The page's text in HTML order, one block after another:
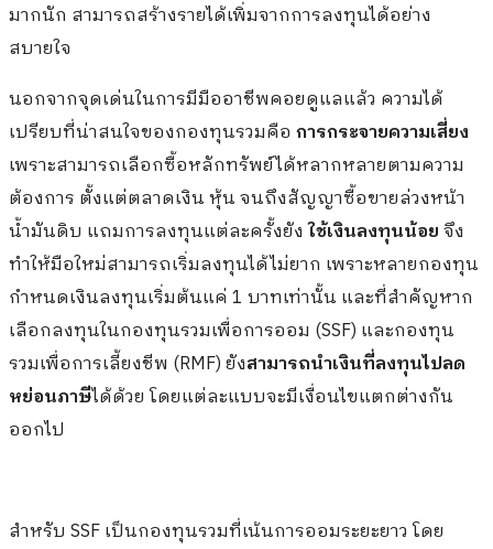
มากนัก สามารถสร้างรายได้เพิ่มจากการลงทุนได้อย่าง
สบายใจ
นอกจากจุดเด่นในการมีมืออาชีพคอยดูแลแล้ว ความได้
เปรียบที่น่าสนใจของกองทุนรวมคือ การกระจายความเสี่ยง
เพราะสามารถเลือกซื้อหลักทรัพย์ได้หลากหลายตามความ
ต้องการ ตั้งแต่ตลาดเงิน หุ้น จนถึงสัญญาซื้อขายล่วงหน้า
น้ำมันดิบ แถมการลงทุนแต่ละครั้งยังใช้เงินลงทุนน้อยจึง
ทำให้มือใหม่สามารถเริ่มลงทุนได้ไม่ยาก เพราะหลายกองทุน
กำหนดเงินลงทุนเริ่มต้นแค่ 1 บาทเท่านั้น และที่สำคัญหาก
เลือกลงทุนในกองทุนรวมเพื่อการออม (SSF) และกองทุน
รวมเพื่อการเลี้ยงชีพ (RMF) ยังสามารถนำเงินที่ลงทุนไปลด
หย่อนภาษีได้ด้วย โดยแต่ละแบบจะมีเงื่อนไขแตกต่างกัน
ออกไป
สำหรับ SSF เป็นกองทุนรวมที่เน้นการออมระยะยาว โดย